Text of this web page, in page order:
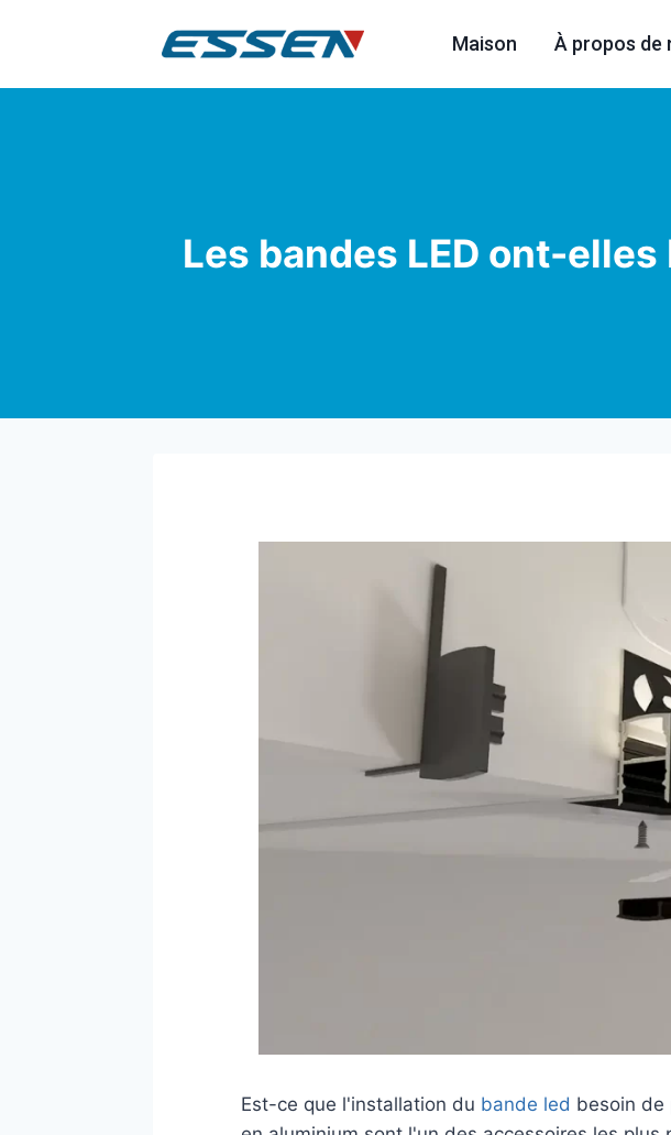
Maison À propos de
Les bandes LED ont-
Est-ce que l'installation du bande led besoin de